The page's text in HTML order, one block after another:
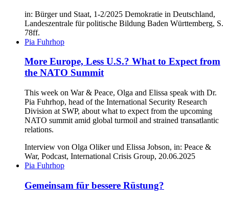
in: Bürger und Staat, 1-2/2025 Demokratie in Deutschland,
Landeszentrale für politische Bildung Baden Württemberg, S.
78ff.
Pia Fuhrhop
More Europe, Less U.S.? What to Expect from
the NATO Summit
This week on War & Peace, Olga and Elissa speak with Dr.
Pia Fuhrhop, head of the International Security Research
Division at SWP, about what to expect from the upcoming
NATO summit amid global turmoil and strained transatlantic
relations.
Interview von Olga Oliker und Elissa Jobson, in: Peace &
War, Podcast, International Crisis Group, 20.06.2025
Pia Fuhrhop
Gemeinsam für bessere Rüstung?